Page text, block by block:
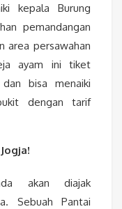
kepala Burung
pemandangan
area persawahan
ayam ini tiket
dan bisa menaiki
dengan tarif
akan diajak
Sebuah Pantai